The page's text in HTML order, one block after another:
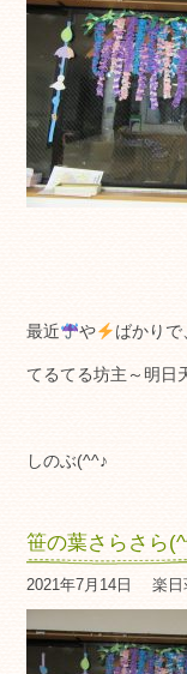
最近 や ばかり
てるてる坊主～明日
しのぶ(^^♪
笹の葉さらさら
2021年7月14日 楽